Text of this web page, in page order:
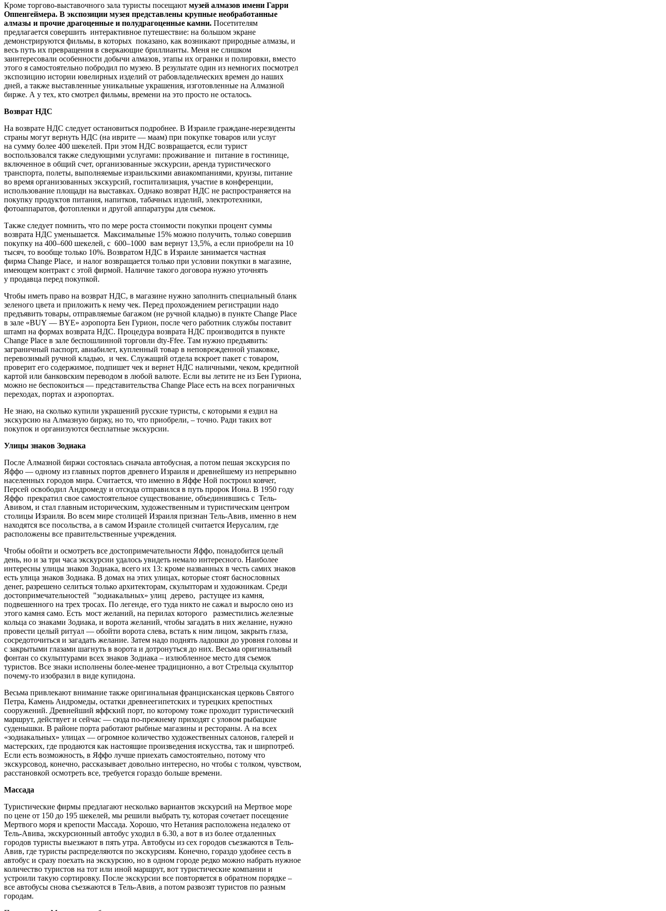
Кроме торгово-выставочного зала туристы посещают музей алмазов имени Гарри
Оппенгеймера. В экспозиции музея представлены крупные необработанные
алмазы и прочие драгоценные и полудрагоценные камни. Посетителям
предлагается совершить интерактивное путешествие: на большом экране
демонстрируются фильмы, в которых показано, как возникают природные алмазы, и
весь путь их превращения в сверкающие бриллианты. Меня не слишком
заинтересовали особенности добычи алмазов, этапы их огранки и полировки, вместо
этого я самостоятельно побродил по музею. В результате один из немногих посмотрел
экспозицию истории ювелирных изделий от рабовладельческих времен до наших
дней, а также выставленные уникальные украшения, изготовленные на Алмазной
бирже. А у тех, кто смотрел фильмы, времени на это просто не осталось.
Возврат НДС
На возврате НДС следует остановиться подробнее. В Израиле граждане-нерезиденты
страны могут вернуть НДС (на иврите — маам) при покупке товаров или услуг
на сумму более 400 шекелей. При этом НДС возвращается, если турист
воспользовался также следующими услугами: проживание и питание в гостинице,
включенное в общий счет, организованные экскурсии, аренда туристического
транспорта, полеты, выполняемые израильскими авиакомпаниями, круизы, питание
во время организованных экскурсий, госпитализация, участие в конференции,
использование площади на выставках. Однако возврат НДС не распространяется на
покупку продуктов питания, напитков, табачных изделий, электротехники,
фотоаппаратов, фотопленки и другой аппаратуры для съемок.
Также следует помнить, что по мере роста стоимости покупки процент суммы
возврата НДС уменьшается. Максимальные 15% можно получить, только совершив
покупку на 400–600 шекелей, с 600–1000 вам вернут 13,5%, а если приобрели на 10
тысяч, то вообще только 10%. Возвратом НДС в Израиле занимается частная
фирма Change Place, и налог возвращается только при условии покупки в магазине,
имеющем контракт с этой фирмой. Наличие такого договора нужно уточнять
у продавца перед покупкой.
Чтобы иметь право на возврат НДС, в магазине нужно заполнить специальный бланк
зеленого цвета и приложить к нему чек. Перед прохождением регистрации надо
предъявить товары, отправляемые багажом (не ручной кладью) в пункте Change Place
в зале «BUY — BYE» аэропорта Бен Гурион, после чего работник службы поставит
штамп на формах возврата НДС. Процедура возврата НДС производится в пункте
Change Place в зале беспошлинной торговли dty-Ffee. Там нужно предъявить:
заграничный паспорт, авиабилет, купленный товар в неповрежденной упаковке,
перевозимый ручной кладью, и чек. Служащий отдела вскроет пакет с товаром,
проверит его содержимое, подпишет чек и вернет НДС наличными, чеком, кредитной
картой или банковским переводом в любой валюте. Если вы летите не из Бен Гуриона,
можно не беспокоиться — представительства Change Place есть на всех пограничных
переходах, портах и аэропортах.
Не знаю, на сколько купили украшений русские туристы, с которыми я ездил на
экскурсию на Алмазную биржу, но то, что приобрели, – точно. Ради таких вот
покупок и организуются бесплатные экскурсии.
Улицы знаков Зодиака
После Алмазной биржи состоялась сначала автобусная, а потом пешая экскурсия по
Яффо — одному из главных портов древнего Израиля и древнейшему из непрерывно
населенных городов мира. Считается, что именно в Яффе Ной построил ковчег,
Персей освободил Андромеду и отсюда отправился в путь пророк Иона. В 1950 году
Яффо прекратил свое самостоятельное существование, объединившись с Тель-
Авивом, и стал главным историческим, художественным и туристическим центром
столицы Израиля. Во всем мире столицей Израиля признан Тель-Авив, именно в нем
находятся все посольства, а в самом Израиле столицей считается Иерусалим, где
расположены все правительственные учреждения.
Чтобы обойти и осмотреть все достопримечательности Яффо, понадобится целый
день, но и за три часа экскурсии удалось увидеть немало интересного. Наиболее
интересны улицы знаков Зодиака, всего их 13: кроме названных в честь самих знаков
есть улица знаков Зодиака. В домах на этих улицах, которые стоят баснословных
денег, разрешено селиться только архитекторам, скульпторам и художникам. Среди
достопримечательностей "зодиакальных» улиц дерево, растущее из камня,
подвешенного на трех тросах. По легенде, его туда никто не сажал и выросло оно из
этого камня само. Есть мост желаний, на перилах которого разместились железные
кольца со знаками Зодиака, и ворота желаний, чтобы загадать в них желание, нужно
провести целый ритуал — обойти ворота слева, встать к ним лицом, закрыть глаза,
сосредоточиться и загадать желание. Затем надо поднять ладошки до уровня головы и
с закрытыми глазами шагнуть в ворота и дотронуться до них. Весьма оригинальный
фонтан со скульптурами всех знаков Зодиака – излюбленное место для съемок
туристов. Все знаки исполнены более-менее традиционно, а вот Стрельца скульптор
почему-то изобразил в виде купидона.
Весьма привлекают внимание также оригинальная францисканская церковь Святого
Петра, Камень Андромеды, остатки древнеегипетских и турецких крепостных
сооружений. Древнейший яффский порт, по которому тоже проходит туристический
маршрут, действует и сейчас — сюда по-прежнему приходят с уловом рыбацкие
суденышки. В районе порта работают рыбные магазины и рестораны. А на всех
«зодиакальных» улицах — огромное количество художественных салонов, галерей и
мастерских, где продаются как настоящие произведения искусства, так и ширпотреб.
Если есть возможность, в Яффо лучше приехать самостоятельно, потому что
экскурсовод, конечно, рассказывает довольно интересно, но чтобы с толком, чувством,
расстановкой осмотреть все, требуется гораздо больше времени.
Массада
Туристические фирмы предлагают несколько вариантов экскурсий на Мертвое море
по цене от 150 до 195 шекелей, мы решили выбрать ту, которая сочетает посещение
Мертвого моря и крепости Массада. Хорошо, что Нетания расположена недалеко от
Тель-Авива, экскурсионный автобус уходил в 6.30, а вот в из более отдаленных
городов туристы выезжают в пять утра. Автобусы из сех городов съезжаются в Тель-
Авив, где туристы распределяются по экскурсиям. Конечно, гораздо удобнее сесть в
автобус и сразу поехать на экскурсию, но в одном городе редко можно набрать нужное
количество туристов на тот или иной маршрут, вот туристические компании и
устроили такую сортировку. После экскурсии все повторяется в обратном порядке –
все автобусы снова съезжаются в Тель-Авив, а потом развозят туристов по разным
городам.